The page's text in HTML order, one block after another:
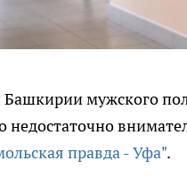
мужского
недостаточно
правда - Уфа".